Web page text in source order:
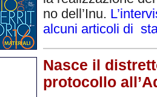
no dell’Inu.
alcuni articoli di
Nasce il
protocollo